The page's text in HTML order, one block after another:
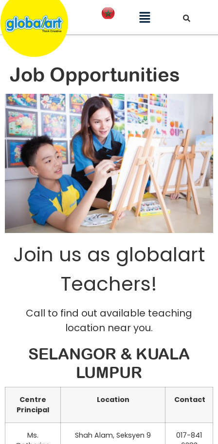
Job Opportunities
Join us as globalart
Teachers!
Call to find out available teaching
location near you.
SELANGOR & KUALA
LUMPUR
Centre
Principal
Location Contact
Ms.
Shah Alam, Seksyen 9
017-841